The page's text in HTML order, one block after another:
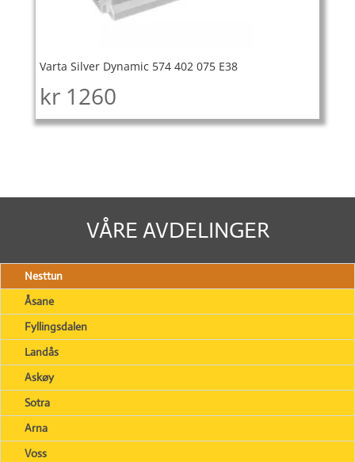
Varta Silver Dynamic 574 402 075 E38
kr 1260
VÅRE AVDELINGER
Nesttun
Åsane
Fyllingsdalen
Landås
Askøy
Sotra
Arna
Voss